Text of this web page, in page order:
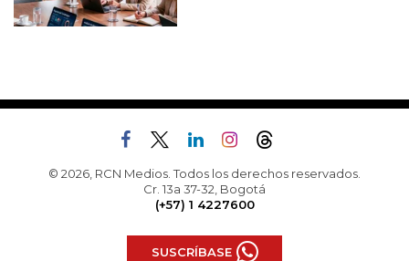
© 2026, RCN Medios. Todos los derechos reservados.
Cr. 13a 37-32, Bogotá
(+57) 1 4227600
SUSCRÍBASE